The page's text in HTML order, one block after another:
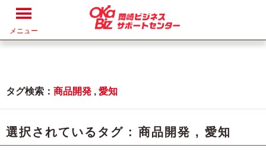
メニュー
タグ検索： 商品開発 , 愛知
選択されているタグ : 商品開発 , 愛知